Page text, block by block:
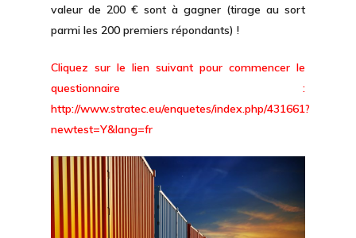
valeur de 200 € sont à gagner (tirage au sort
parmi les 200 premiers répondants) !
Cliquez sur le lien suivant pour commencer le
questionnaire :
http://www.stratec.eu/enquetes/index.php/431661?
newtest=Y&lang=fr